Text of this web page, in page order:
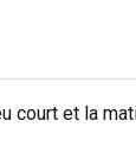
court et la